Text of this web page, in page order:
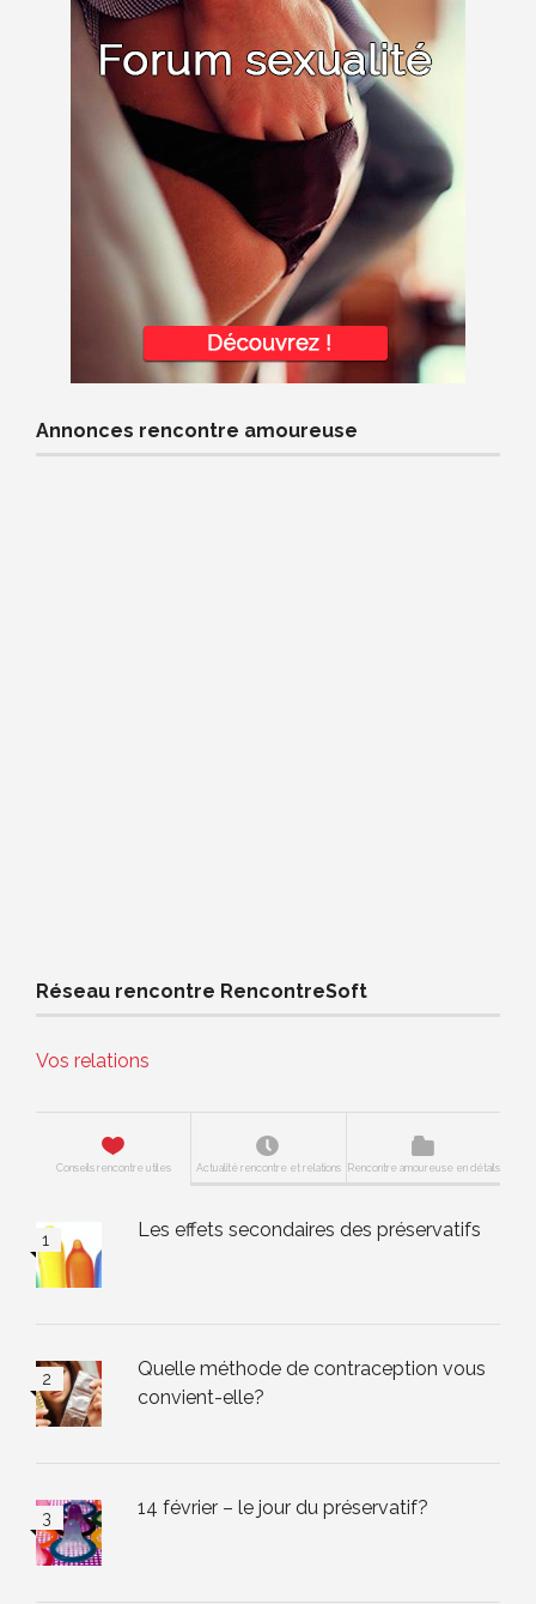
Annonces rencontre amoureuse
Réseau rencontre RencontreSoft
Vos relations
Conseils rencontre utiles Actualité rencontre et relations Rencontre amoureuse en détails
Les effets secondaires des préservatifs
Quelle méthode de contraception vous
convient-elle?
14 février – le jour du préservatif?